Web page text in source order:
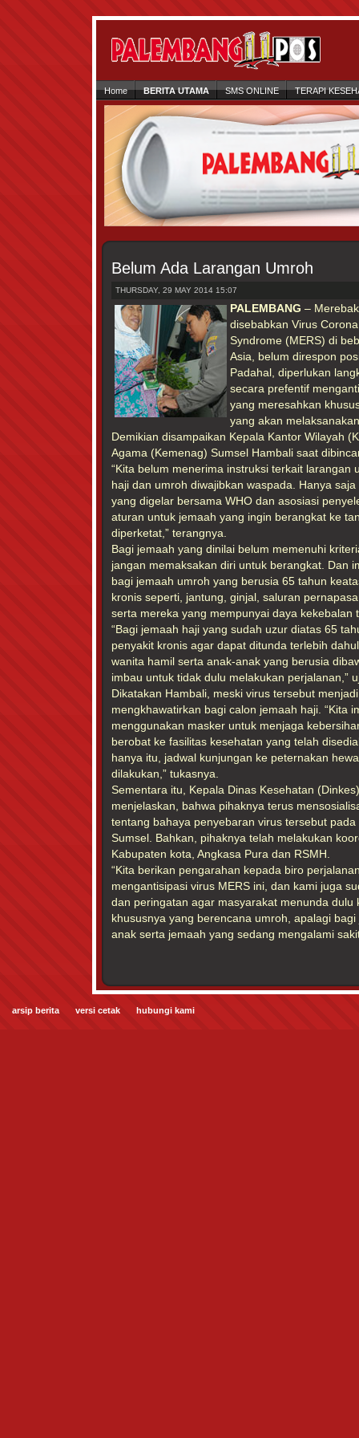
Home BERITA UTAMA SMS ONLINE TERAPI
Belum Ada Larangan Umroh
THURSDAY, 29 MAY 2014 15:07
PALEMBANG –
disebabkan Virus
Syndrome (MERS) di
Asia, belum direspon
Padahal, diperlukan
secara prefentif
yang meresahkan
yang akan
Demikian disampaikan Kepala Kantor Wilayah
Agama (Kemenag) Sumsel Hambali saat
“Kita belum menerima instruksi terkait larangan
haji dan umroh diwajibkan waspada. Hanya
yang digelar bersama WHO dan asosiasi
aturan untuk jemaah yang ingin berangkat ke
diperketat,” terangnya.
Bagi jemaah yang dinilai belum memenuhi
jangan memaksakan diri untuk berangkat. Dan
bagi jemaah umroh yang berusia 65 tahun
kronis seperti, jantung, ginjal, saluran
serta mereka yang mempunyai daya kekebalan
“Bagi jemaah haji yang sudah uzur diatas 65
penyakit kronis agar dapat ditunda terlebih
wanita hamil serta anak-anak yang berusia
imbau untuk tidak dulu melakukan perjalanan,”
Dikatakan Hambali, meski virus tersebut
mengkhawatirkan bagi calon jemaah haji. “Kita
menggunakan masker untuk menjaga
berobat ke fasilitas kesehatan yang telah
hanya itu, jadwal kunjungan ke peternakan
dilakukan,” tukasnya.
Sementara itu, Kepala Dinas Kesehatan
menjelaskan, bahwa pihaknya terus
tentang bahaya penyebaran virus tersebut
Sumsel. Bahkan, pihaknya telah melakukan
Kabupaten kota, Angkasa Pura dan RSMH.
“Kita berikan pengarahan kepada biro
mengantisipasi virus MERS ini, dan kami juga
dan peringatan agar masyarakat menunda dulu
khususnya yang berencana umroh, apalagi
anak serta jemaah yang sedang mengalami
arsip berita versi cetak hubungi kami